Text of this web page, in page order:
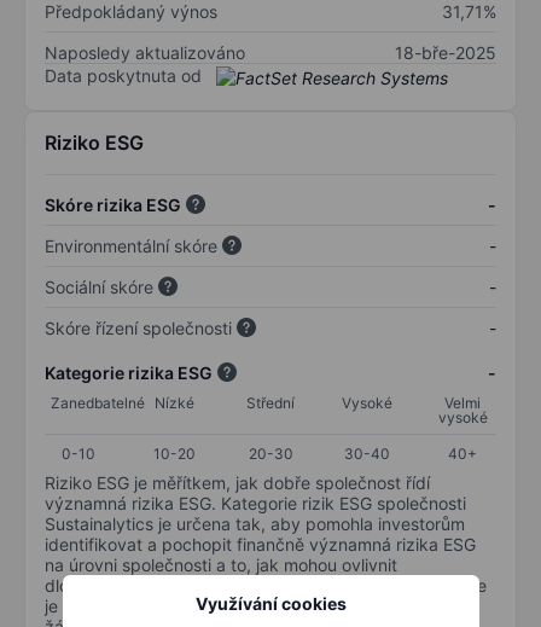
Využívání cookies
Předpokládaný výnos
31,71%
Naposledy aktualizováno
18-bře-2025
Data poskytnuta od
Riziko ESG
Skóre rizika ESG
-
Environmentální skóre
-
Sociální skóre
-
Skóre řízení společnosti
-
Kategorie rizika ESG -
Zanedbatelné Nízké Střední Vysoké
Velmi
vysoké
0-10
10-20 20-30 30-40 40+
Riziko ESG je měřítkem, jak dobře společnost řídí
významná rizika ESG. Kategorie rizik ESG společnosti
Sustainalytics je určena tak, aby pomohla investorům
identifikovat a pochopit finančně významná rizika ESG
na úrovni společnosti a to, jak mohou ovlivnit
dlouhodobou výkonnost kapitálových investic. Stupnice
je od 0 do 100. Čím nižší riziko, tím lépe (0 znamená